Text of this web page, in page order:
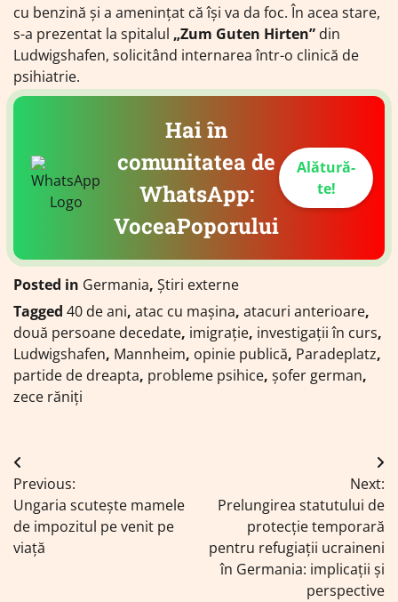
cu benzină și a amenințat că își va da foc. În acea stare,
s-a prezentat la spitalul „Zum Guten Hirten” din
Ludwigshafen, solicitând internarea într-o clinică de
psihiatrie.
Hai în
comunitatea de
WhatsApp:
VoceaPoporului
Alătură-
te!
Posted in Germania, Știri externe
Tagged 40 de ani, atac cu mașina, atacuri anterioare,
două persoane decedate, imigrație, investigații în curs,
Ludwigshafen, Mannheim, opinie publică, Paradeplatz,
partide de dreapta, probleme psihice, șofer german,
zece răniți
Navigare
în
articole
Previous:
Ungaria scutește mamele
de impozitul pe venit pe
viață
Next:
Prelungirea statutului de
protecție temporară
pentru refugiații ucraineni
în Germania: implicații și
perspective